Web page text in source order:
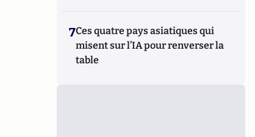
7Ces quatre pays asiatiques qui
misent sur l’IA pour renverser la
table